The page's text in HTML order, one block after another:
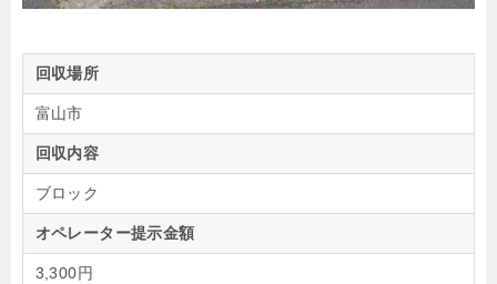
回収場所
富山市
回収内容
ブロック
オペレーター提示金額
3,300円